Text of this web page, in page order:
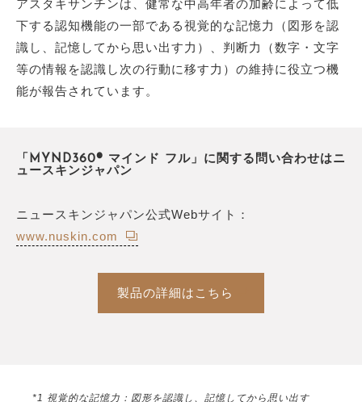
アスタキサンチンは、健常な中高年者の加齢によって低
下する認知機能の一部である視覚的な記憶力（図形を認
識し、記憶してから思い出す力）、判断力（数字・文字
等の情報を認識し次の行動に移す力）の維持に役立つ機
能が報告されています。
「MYND360® マインド フル」に関する問い合わせはニ
ュースキンジャパン
ニュースキンジャパン公式Webサイト：
www.nuskin.com
製品の詳細はこちら
*1 視覚的な記憶力：図形を認識し、記憶してから思い出す